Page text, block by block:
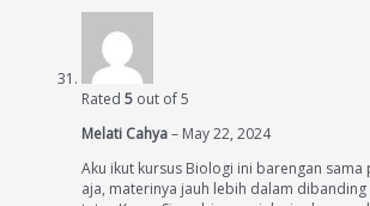
Rated 5 out of 5
Melati Cahya– May 22, 2024
Aku ikut kursus Biologi ini barengan sama
aja, materinya jauh lebih dalam